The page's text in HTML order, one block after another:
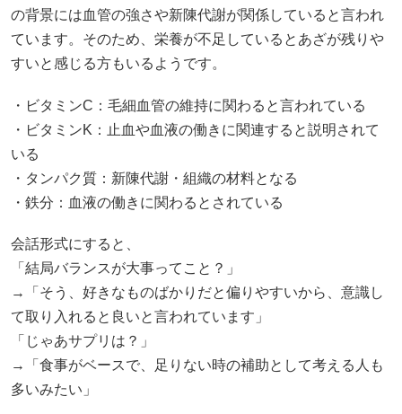
の背景には血管の強さや新陳代謝が関係していると言われ
ています。そのため、栄養が不足しているとあざが残りや
すいと感じる方もいるようです。
・ビタミンC：毛細血管の維持に関わると言われている
・ビタミンK：止血や血液の働きに関連すると説明されて
いる
・タンパク質：新陳代謝・組織の材料となる
・鉄分：血液の働きに関わるとされている
会話形式にすると、
「結局バランスが大事ってこと？」
→「そう、好きなものばかりだと偏りやすいから、意識し
て取り入れると良いと言われています」
「じゃあサプリは？」
→「食事がベースで、足りない時の補助として考える人も
多いみたい」